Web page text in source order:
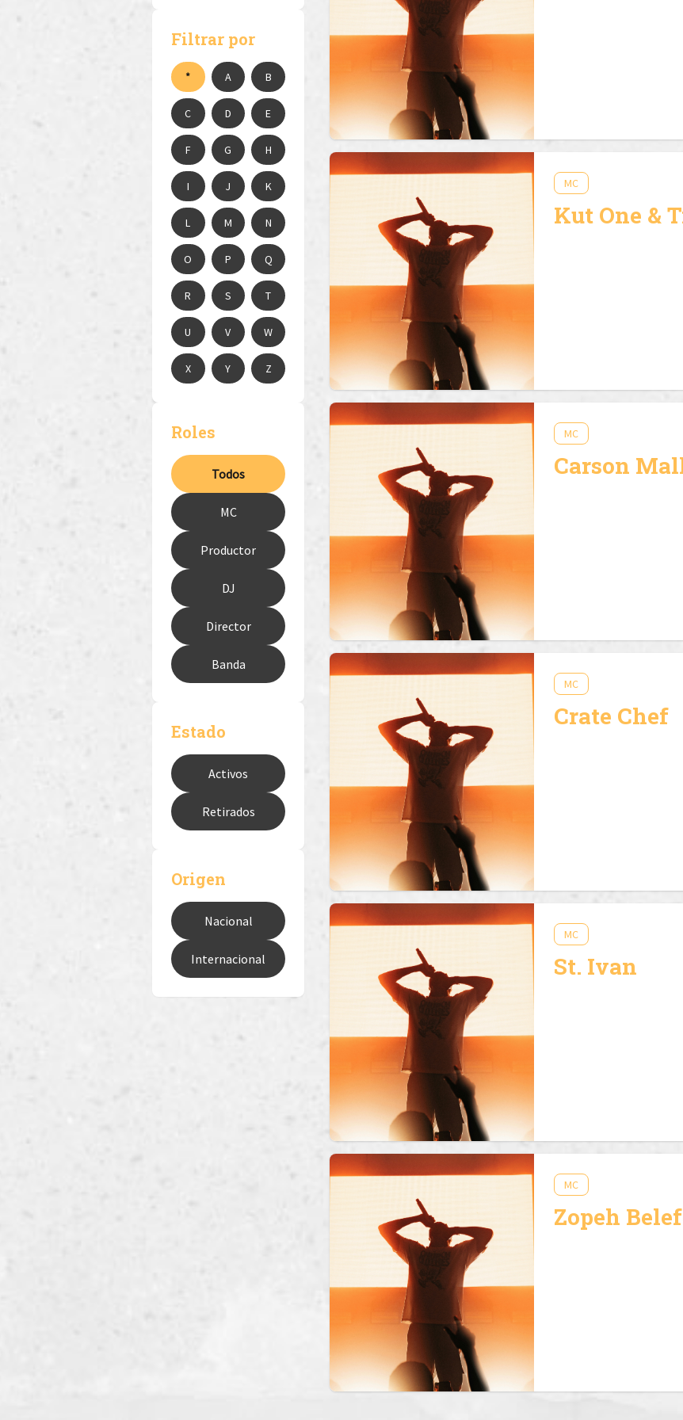
Filtrar por
* A B
C D E
F G H
I J K
L M N
O P Q
R S T
U V W
X Y Z
Roles
Todos
MC
Productor
DJ
Director
Banda
Estado
Activos
Retirados
Origen
Nacional
Internacional
MC
Kut One &
MC
Carson
MC
Crate Chef
MC
St. Ivan
MC
Zopeh